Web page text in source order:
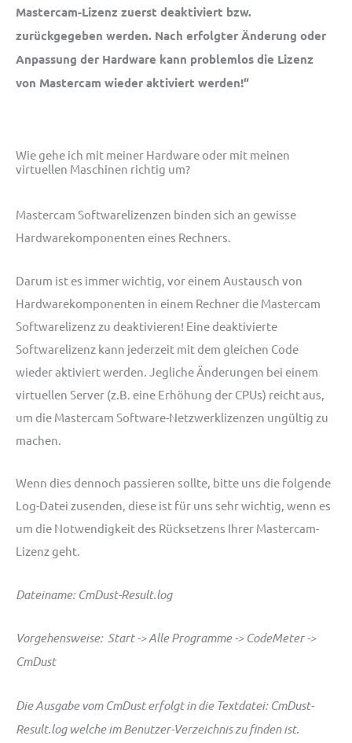
Mastercam-Lizenz zuerst deaktiviert bzw.
zurückgegeben werden. Nach erfolgter Änderung oder
Anpassung der Hardware kann problemlos die Lizenz
von Mastercam wieder aktiviert werden!“
Wie gehe ich mit meiner Hardware oder mit meinen
virtuellen Maschinen richtig um?
Mastercam Softwarelizenzen binden sich an gewisse
Hardwarekomponenten eines Rechners.
Darum ist es immer wichtig, vor einem Austausch von
Hardwarekomponenten in einem Rechner die Mastercam
Softwarelizenz zu deaktivieren! Eine deaktivierte
Softwarelizenz kann jederzeit mit dem gleichen Code
wieder aktiviert werden. Jegliche Änderungen bei einem
virtuellen Server (z.B. eine Erhöhung der CPUs) reicht aus,
um die Mastercam Software-Netzwerklizenzen ungültig zu
machen.
Wenn dies dennoch passieren sollte, bitte uns die folgende
Log-Datei zusenden, diese ist für uns sehr wichtig, wenn es
um die Notwendigkeit des Rücksetzens Ihrer Mastercam-
Lizenz geht.
Dateiname: CmDust-Result.log
Vorgehensweise: Start -> Alle Programme -> CodeMeter ->
CmDust
Die Ausgabe vom CmDust erfolgt in die Textdatei: CmDust-
Result.log welche im Benutzer-Verzeichnis zu finden ist.